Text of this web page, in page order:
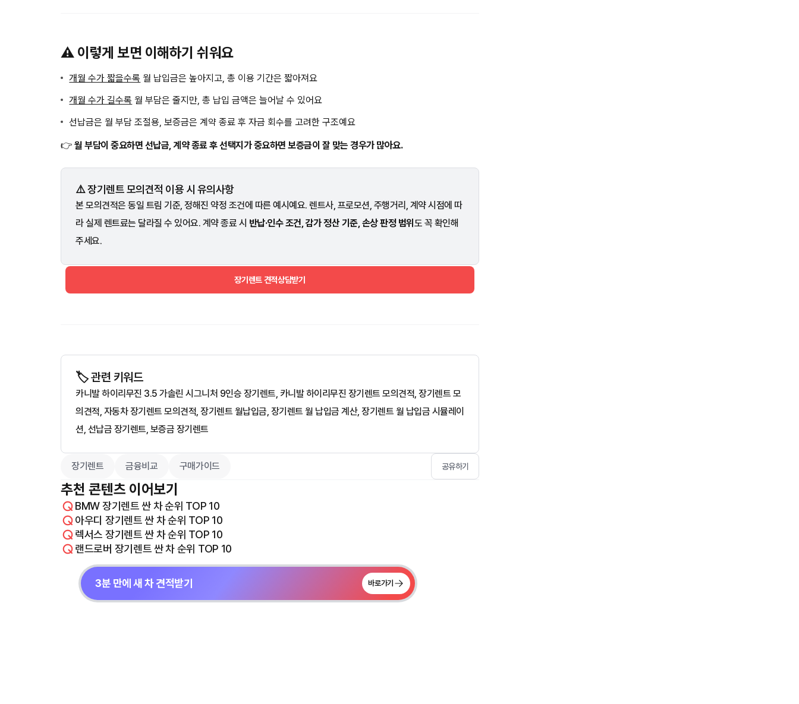
⚠️ 이렇게 보면 이해하기 쉬워요
개월 수가 짧을수록 월 납입금은 높아지고, 총 이용 기간은 짧아져요
개월 수가 길수록 월 부담은 줄지만, 총 납입 금액은 늘어날 수 있어요
선납금은 월 부담 조절용, 보증금은 계약 종료 후 자금 회수를 고려한 구조예요
👉 월 부담이 중요하면 선납금, 계약 종료 후 선택지가 중요하면 보증금이 잘 맞는 경우가 많아요.
⚠️ 장기렌트 모의견적 이용 시 유의사항
본 모의견적은 동일 트림 기준, 정해진 약정 조건에 따른 예시예요. 렌트사, 프로모션, 주행거리, 계약 시점에 따
라 실제 렌트료는 달라질 수 있어요. 계약 종료 시 반납·인수 조건, 감가 정산 기준, 손상 판정 범위 도 꼭 확인해
주세요.
장기렌트 견적상담받기
🏷️ 관련 키워드
카니발 하이리무진 3.5 가솔린 시그니처 9인승 장기렌트, 카니발 하이리무진 장기렌트 모의견적, 장기렌트 모
의견적, 자동차 장기렌트 모의견적, 장기렌트 월납입금, 장기렌트 월 납입금 계산, 장기렌트 월 납입금 시뮬레이
션, 선납금 장기렌트, 보증금 장기렌트
장기렌트 금융비교 구매가이드 공유하기
추천 콘텐츠 이어보기
BMW 장기렌트 싼 차 순위 TOP 10
아우디 장기렌트 싼 차 순위 TOP 10
렉서스 장기렌트 싼 차 순위 TOP 10
랜드로버 장기렌트 싼 차 순위 TOP 10
3분 만에 새 차 견적받기 바로가기